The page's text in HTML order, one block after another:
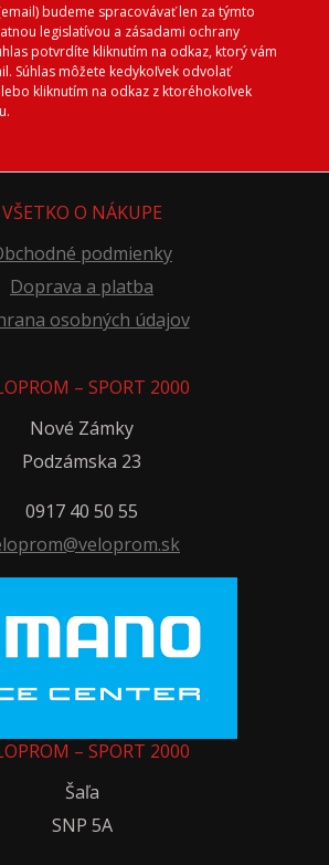
budeme spracovávať len za týmto
legislatívou a zásadami ochrany
potvrdíte kliknutím na odkaz, ktorý vám
Súhlas môžete kedykoľvek odvolať
kliknutím na odkaz z ktoréhokoľvek
VŠETKO O NÁKUPE
podmienky
Doprava a platba
osobných údajov
– SPORT 2000
Nové Zámky
Podzámska 23
0917 40 50 55
– SPORT 2000
Šaľa
SNP 5A